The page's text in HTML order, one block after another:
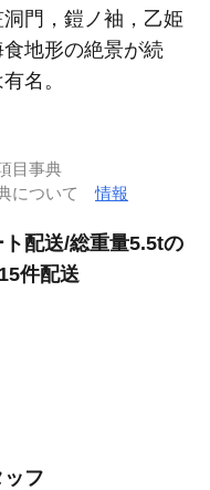
門，鎧ノ袖，乙姫
地形の絶景が続
名。
目事典
典について情報
配送/総重量5.5tの
件配送
フ